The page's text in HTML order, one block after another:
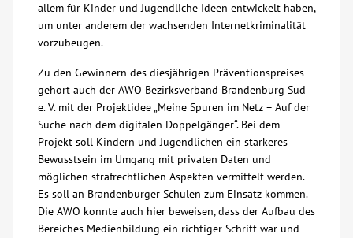
Mitmachen
Karriere
Ausbildung
Glossar
Suche
allem für Kinder und Jugendliche Ideen entwickelt haben,
um unter anderem der wachsenden Internetkriminalität
vorzubeugen.
Zu den Gewinnern des diesjährigen Präventionspreises
gehört auch der AWO Bezirksverband Brandenburg Süd
e. V. mit der Projektidee „Meine Spuren im Netz – Auf der
Suche nach dem digitalen Doppelgänger“. Bei dem
Projekt soll Kindern und Jugendlichen ein stärkeres
Bewusstsein im Umgang mit privaten Daten und
möglichen strafrechtlichen Aspekten vermittelt werden.
Es soll an Brandenburger Schulen zum Einsatz kommen.
Die AWO konnte auch hier beweisen, dass der Aufbau des
Bereiches Medienbildung ein richtiger Schritt war und